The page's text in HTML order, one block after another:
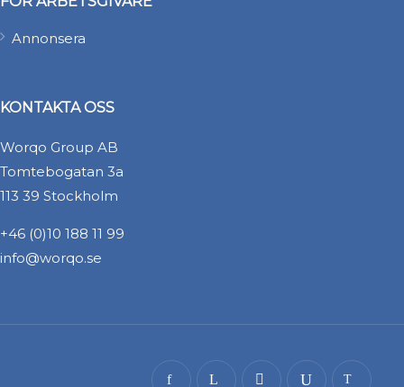
Annonsera
KONTAKTA OSS
Worqo Group AB
Tomtebogatan 3a
113 39 Stockholm
+46 (0)10 188 11 99
info@worqo.se